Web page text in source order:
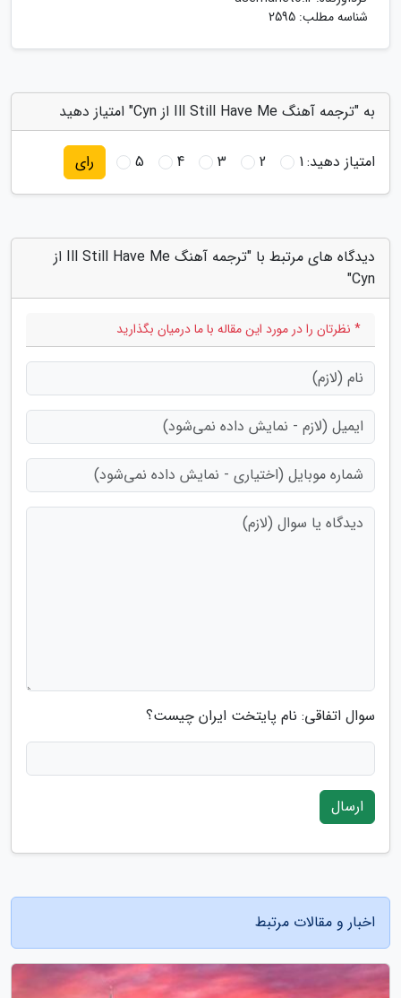
شناسه مطلب: 2595
به "ترجمه آهنگ Ill Still Have Me از Cyn" امتیاز دهید
امتیاز دهید:1
2
3
4
5 رای
دیدگاه های مرتبط با "ترجمه آهنگ Ill Still Have Me از
Cyn"
* نظرتان را در مورد این مقاله با ما درمیان بگذارید
سوال اتفاقی: نام پایتخت ایران چیست؟
ارسال
اخبار و مقالات مرتبط